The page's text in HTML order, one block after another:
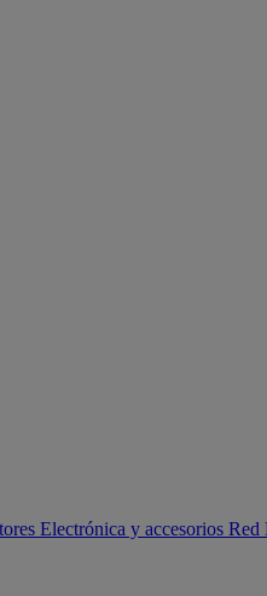
Electrónica y accesorios Red